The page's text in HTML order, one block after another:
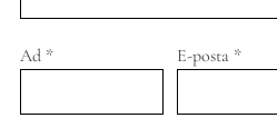
Ad * E-posta *